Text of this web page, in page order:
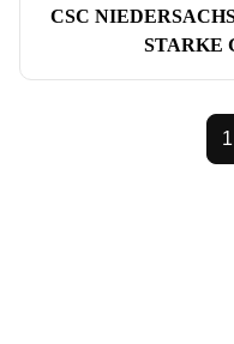
CSC
STARKE
1